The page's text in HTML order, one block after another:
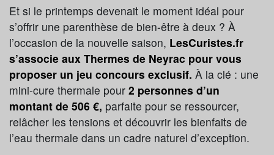
personnes aux
Thermes de
Neyrac
Article publié parLaura Dupuyle 24/03/2026
Neyrac-les-Bains
Demander une documentation
Et si le printemps devenait le moment idéal pour
s’offrir une parenthèse de bien-être à deux ? À
l’occasion de la nouvelle saison, LesCuristes.fr
s’associe aux Thermes de Neyrac pour vous
proposer un jeu concours exclusif. À la clé : une
mini-cure thermale pour 2 personnes d’un
montant de 506 €, parfaite pour se ressourcer,
relâcher les tensions et découvrir les bienfaits de
l’eau thermale dans un cadre naturel d’exception.